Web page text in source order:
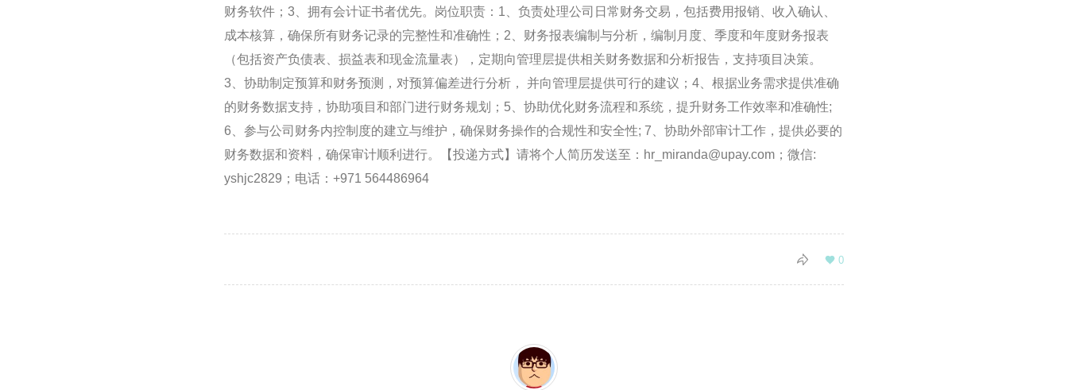
财务软件；3、拥有会计证书者优先。岗位职责：1、负责处理公司日常财务交易，包括费用报销、收入确认、
成本核算，确保所有财务记录的完整性和准确性；2、财务报表编制与分析，编制月度、季度和年度财务报表
（包括资产负债表、损益表和现金流量表），定期向管理层提供相关财务数据和分析报告，支持项目决策。
3、协助制定预算和财务预测，对预算偏差进行分析， 并向管理层提供可行的建议；4、根据业务需求提供准确
的财务数据支持，协助项目和部门进行财务规划；5、协助优化财务流程和系统，提升财务工作效率和准确性;
6、参与公司财务内控制度的建立与维护，确保财务操作的合规性和安全性; 7、协助外部审计工作，提供必要的
财务数据和资料，确保审计顺利进行。【投递方式】请将个人简历发送至：hr_miranda@upay.com；微信:
yshjc2829；电话：+971 564486964
 0
